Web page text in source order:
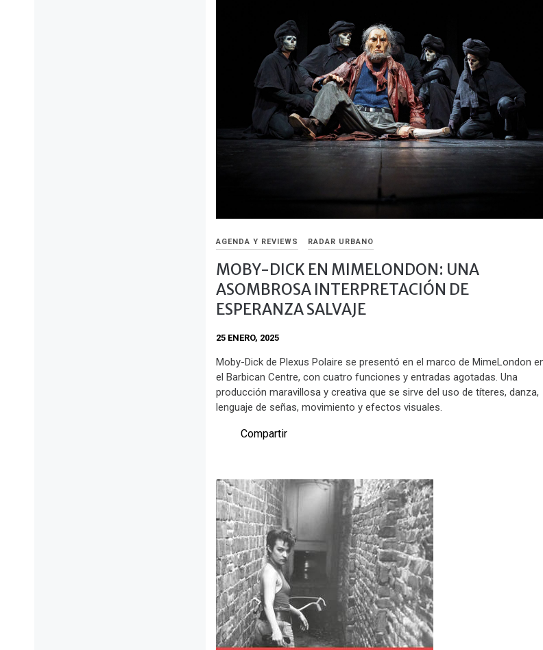
AGENDA Y REVIEWS RADAR URBANO
MOBY-DICK EN MIMELONDON: UNA
ASOMBROSA INTERPRETACIÓN DE
ESPERANZA SALVAJE
25 ENERO, 2025
Moby-Dick de Plexus Polaire se presentó en el marco de MimeLondon
el Barbican Centre, con cuatro funciones y entradas agotadas. Una
producción maravillosa y creativa que se sirve del uso de títeres, danza,
lenguaje de señas, movimiento y efectos visuales.
Compartir